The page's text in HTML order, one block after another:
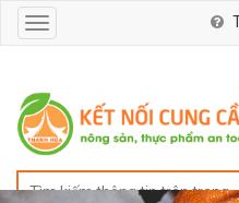
Toggle
navigation